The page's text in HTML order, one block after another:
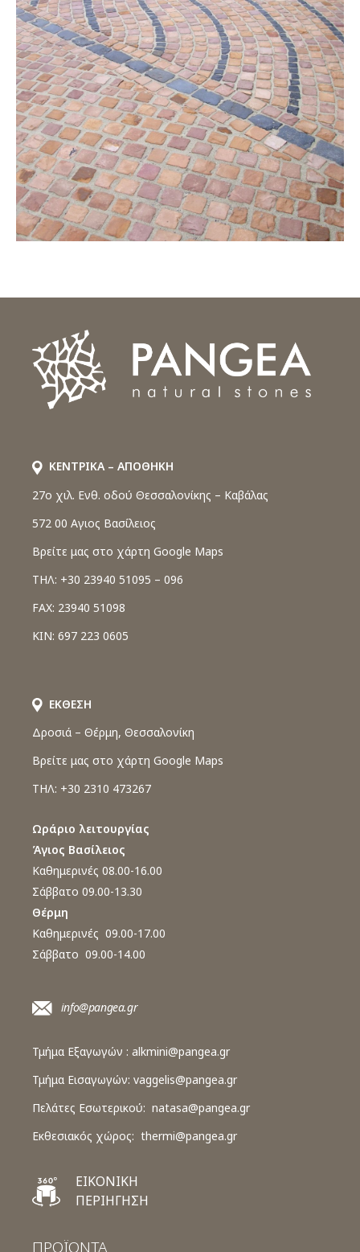
ΚΕΝΤΡΙΚΑ – ΑΠΟΘΗΚΗ
27o χιλ. Ενθ. οδού Θεσσαλονίκης – Καβάλας
572 00 Αγιος Βασίλειος
Βρείτε μας στο χάρτη Google Maps
ΤΗΛ: +30 23940 51095 – 096
FAX: 23940 51098
ΚΙΝ: 697 223 0605
ΕΚΘΕΣΗ
Δροσιά – Θέρμη, Θεσσαλονίκη
Βρείτε μας στο χάρτη Google Maps
ΤΗΛ: +30 2310 473267
Ωράριο λειτουργίας
Άγιος Βασίλειος
Καθημερινές 08.00-16.00
Σάββατο 09.00-13.30
Θέρμη
Καθημερινές 09.00-17.00
Σάββατο 09.00-14.00
info@pangea.gr
Τμήμα Εξαγωγών : alkmini@pangea.gr
Τμήμα Εισαγωγών: vaggelis@pangea.gr
Πελάτες Εσωτερικού: natasa@pangea.gr
Εκθεσιακός χώρος: thermi@pangea.gr
ΕΙΚΟΝΙΚΗ
ΠΕΡΙΗΓΗΣΗ
ΠΡΟΪΟΝΤΑ